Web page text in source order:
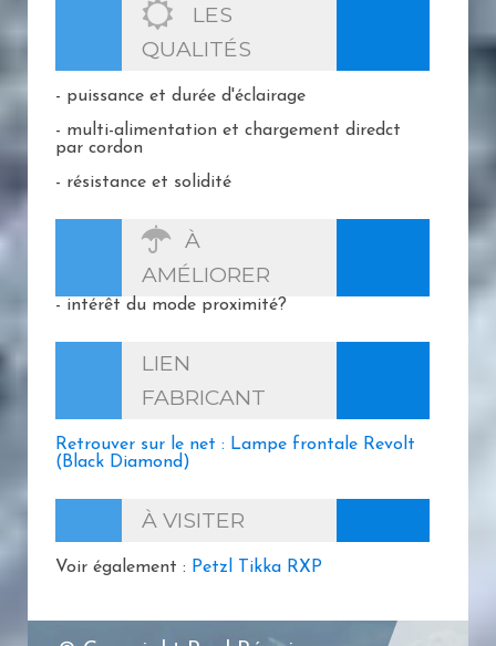
LES
QUALITÉS
- puissance et durée d'éclairage
- multi-alimentation et chargement diredct
par cordon
- résistance et solidité
À
AMÉLIORER
- intérêt du mode proximité?
LIEN
FABRICANT
Retrouver sur le net : Lampe frontale Revolt
(Black Diamond)
À VISITER
Voir également : Petzl Tikka RXP